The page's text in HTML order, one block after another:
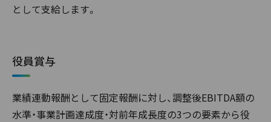
として支給します。
役員賞与
業績連動報酬として固定報酬に対し、調整後EBITDA額の
水準・事業計画達成度・対前年成長度の3つの要素から役